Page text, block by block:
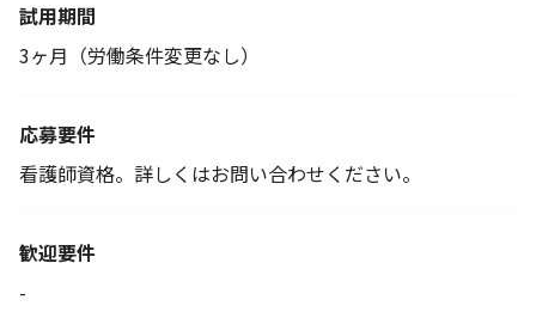
試用期間
3ヶ月（労働条件変更なし）
応募要件
看護師資格。詳しくはお問い合わせください。
歓迎要件
-